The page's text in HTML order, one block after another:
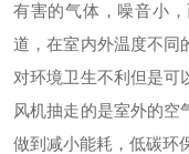
有害的气体，噪音小
道，在室内外温度不同
对环境卫生不利但是可
风机抽走的是室外的空
做到减小能耗，低碳环